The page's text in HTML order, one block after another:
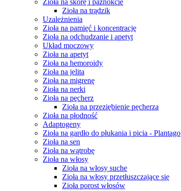
Zioła na skórę i paznokcie
Zioła na trądzik
Uzależnienia
Zioła na pamięć i koncentrację
Zioła na odchudzanie i apetyt
Układ moczowy
Zioła na apetyt
Zioła na hemoroidy
Zioła na jelita
Zioła na migrenę
Zioła na nerki
Zioła na pęcherz
Zioła na przeziębienie pęcherza
Zioła na płodność
Adaptogeny
Zioła na gardło do płukania i picia - Plantago
Zioła na sen
Zioła na wątrobę
Zioła na włosy
Zioła na włosy suche
Zioła na włosy przetłuszczające się
Zioła porost włosów